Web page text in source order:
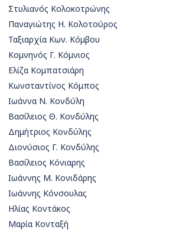
Στυλιανός Κολοκοτρώνης
Παναγιώτης Η. Κολοτούρος
Ταξιαρχία Κων. Κόμβου
Κομνηνός Γ. Κόμνιος
Ελίζα Κομπατσιάρη
Κωνσταντίνος Κόμπος
Ιωάννα Ν. Κονδύλη
Βασίλειος Θ. Κονδύλης
Δημήτριος Κονδύλης
Διονύσιος Γ. Κονδύλης
Βασίλειος Κόνιαρης
Ιωάννης Μ. Κονιδάρης
Ιωάννης Κόνσουλας
Ηλίας Κοντάκος
Μαρία Κονταξή